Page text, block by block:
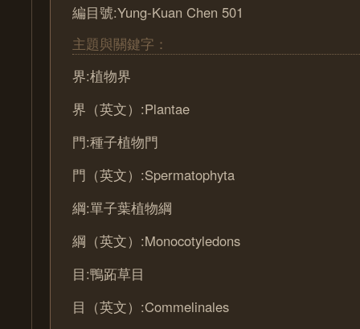
編目號:Yung-Kuan Chen 501
主題與關鍵字：
界:植物界
界（英文）:Plantae
門:種子植物門
門（英文）:Spermatophyta
綱:單子葉植物綱
綱（英文）:Monocotyledons
目:鴨跖草目
目（英文）:Commelinales